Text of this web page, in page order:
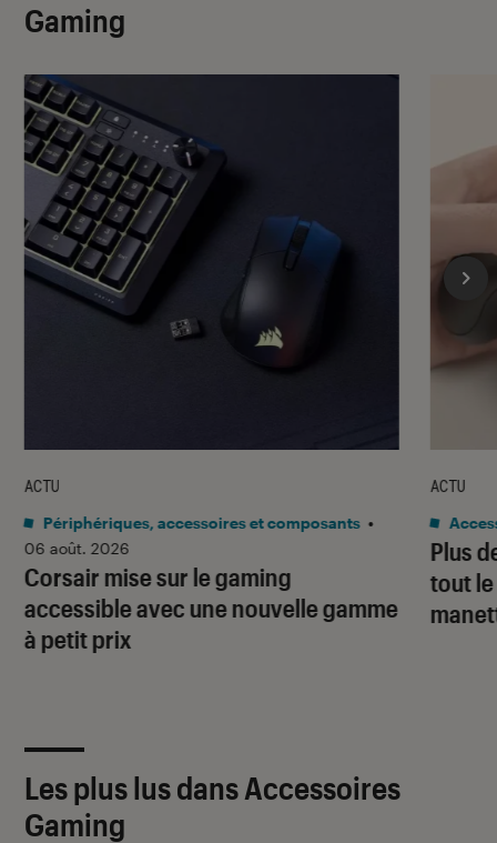
Gaming
Corsair mise sur le gaming
accessible avec une nouvelle gamme
à petit prix
ACTU
Périphériques, accessoires et composants •
06 août. 2026
Plus
tout
ACTU
Les plus lus dans Accessoires
Gaming